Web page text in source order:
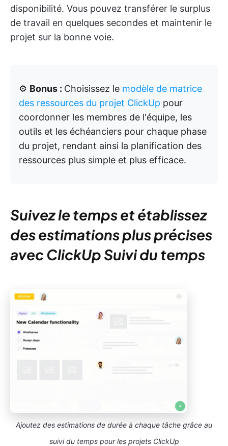
disponibilité. Vous pouvez transférer le surplus
de travail en quelques secondes et maintenir le
projet sur la bonne voie.
⚙️ Bonus : Choisissez le modèle de matrice
des ressources du projet ClickUp pour
coordonner les membres de l'équipe, les
outils et les échéanciers pour chaque phase
du projet, rendant ainsi la planification des
ressources plus simple et plus efficace.
Suivez le temps et établissez
des estimations plus précises
avec ClickUp Suivi du temps
Ajoutez des estimations de durée à chaque tâche grâce au
suivi du temps pour les projets ClickUp